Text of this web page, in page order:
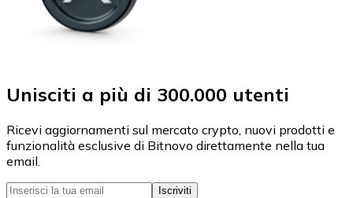
Unisciti a più di 300.000 utenti
Ricevi aggiornamenti sul mercato crypto, nuovi prodotti e
funzionalità esclusive di Bitnovo direttamente nella tua
email.
Iscriviti